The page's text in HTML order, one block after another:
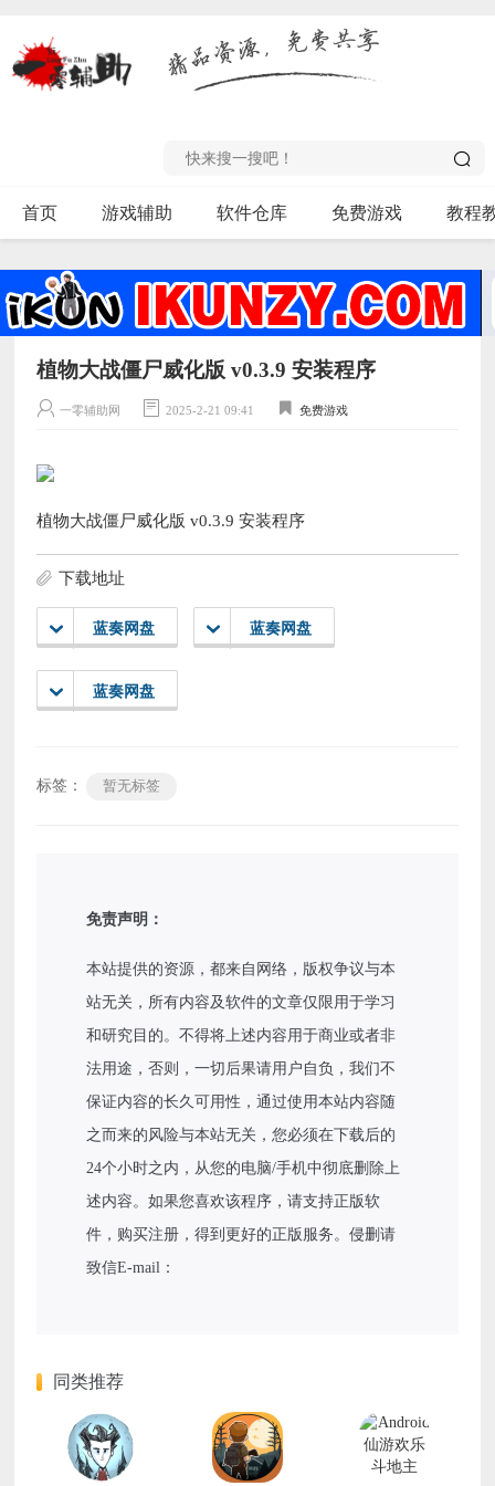
首页 游戏辅助 软件仓库 免费游戏 教程
植物大战僵尸威化版 v0.3.9 安装程序
一零辅助网 2025-2-21 09:41 免费游戏
植物大战僵尸威化版 v0.3.9 安装程序
下载地址
蓝奏网盘 蓝奏网盘
蓝奏网盘
标签： 暂无标签
免责声明：
本站提供的资源，都来自网络，版权争议与本
站无关，所有内容及软件的文章仅限用于学习
和研究目的。不得将上述内容用于商业或者非
法用途，否则，一切后果请用户自负，我们不
保证内容的长久可用性，通过使用本站内容随
之而来的风险与本站无关，您必须在下载后的
24个小时之内，从您的电脑/手机中彻底删除上
述内容。如果您喜欢该程序，请支持正版软
件，购买注册，得到更好的正版服务。侵删请
致信E-mail：
同类推荐